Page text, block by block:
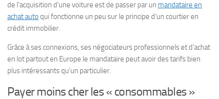
de l’acquisition d’une voiture est de passer par un mandataire en
achat auto qui fonctionne un peu sur le principe d’un courtier en
crédit immobilier.
Grâce à ses connexions, ses négociateurs professionnels et d’achat
en lot partout en Europe le mandataire peut avoir des tarifs bien
plus intéressants qu’un particulier.
Payer moins cher les « consommables »